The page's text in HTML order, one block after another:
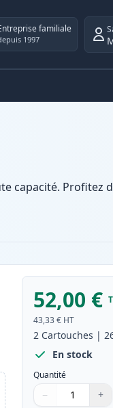
familiale
1997
capacité. Profitez
52,00 €
43,33 € HT
2 Cartouches |
En stock
Quantité
Quantité
Utilisez les
− +
Quantité